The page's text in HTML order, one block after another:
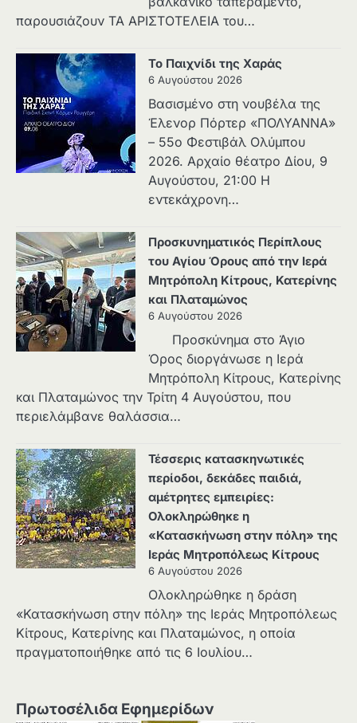
παρουσιάζουν ΤΑ ΑΡΙΣΤΟΤΕΛΕΙΑ του…
Το Παιχνίδι της Χαράς
6 Αυγούστου 2026
Βασισμένο στη νουβέλα της
Έλενορ Πόρτερ «ΠΟΛΥΑΝΝΑ»
– 55ο Φεστιβάλ Ολύμπου
2026. Αρχαίο θέατρο Δίου, 9
Αυγούστου, 21:00 Η
εντεκάχρονη…
Προσκυνηματικός Περίπλους
του Αγίου Όρους από την Ιερά
Μητρόπολη Κίτρους, Κατερίνης
και Πλαταμώνος
6 Αυγούστου 2026
Προσκύνημα στο Άγιο
Όρος διοργάνωσε η Ιερά
Μητρόπολη Κίτρους, Κατερίνης
και Πλαταμώνος την Τρίτη 4 Αυγούστου, που
περιελάμβανε θαλάσσια…
Τέσσερις κατασκηνωτικές
περίοδοι, δεκάδες παιδιά,
αμέτρητες εμπειρίες:
Ολοκληρώθηκε η
«Κατασκήνωση στην πόλη» της
Ιεράς Μητροπόλεως Κίτρους
6 Αυγούστου 2026
Ολοκληρώθηκε η δράση
«Κατασκήνωση στην πόλη» της Ιεράς Μητροπόλεως
Κίτρους, Κατερίνης και Πλαταμώνος, η οποία
πραγματοποιήθηκε από τις 6 Ιουλίου…
Πρωτοσέλιδα Εφημερίδων